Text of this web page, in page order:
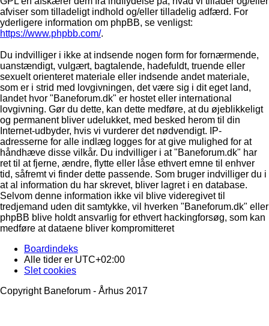
afviser som tilladeligt indhold og/eller tilladelig adfærd. For
yderligere information om phpBB, se venligst:
https://www.phpbb.com/.
Du indvilliger i ikke at indsende nogen form for fornærmende,
uanstændigt, vulgært, bagtalende, hadefuldt, truende eller
sexuelt orienteret materiale eller indsende andet materiale,
som er i strid med lovgivningen, det være sig i dit eget land,
landet hvor "Baneforum.dk" er hostet eller international
lovgivning. Gør du dette, kan dette medføre, at du øjeblikkeligt
og permanent bliver udelukket, med besked herom til din
Internet-udbyder, hvis vi vurderer det nødvendigt. IP-
adresserne for alle indlæg logges for at give mulighed for at
håndhæve disse vilkår. Du indvilliger i at "Baneforum.dk" har
ret til at fjerne, ændre, flytte eller låse ethvert emne til enhver
tid, såfremt vi finder dette passende. Som bruger indvilliger du i
at al information du har skrevet, bliver lagret i en database.
Selvom denne information ikke vil blive videregivet til
tredjemand uden dit samtykke, vil hverken "Baneforum.dk" eller
phpBB blive holdt ansvarlig for ethvert hackingforsøg, som kan
medføre at dataene bliver kompromitteret
Boardindeks
Alle tider er UTC+02:00
Slet cookies
Copyright Baneforum - Århus 2017